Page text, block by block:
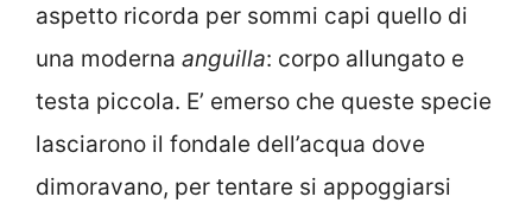
aspetto ricorda per sommi capi quello di
una moderna anguilla: corpo allungato e
testa piccola. E’ emerso che queste specie
lasciarono il fondale dell’acqua dove
dimoravano, per tentare si appoggiarsi